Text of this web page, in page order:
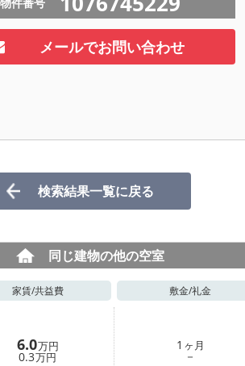
物件番号
メールでお問い合わせ
検索結果一覧に戻る
同じ建物の他の空室
家賃/共益費 敷金/礼金
6.0万円
0.3万円
1 ヶ月
－